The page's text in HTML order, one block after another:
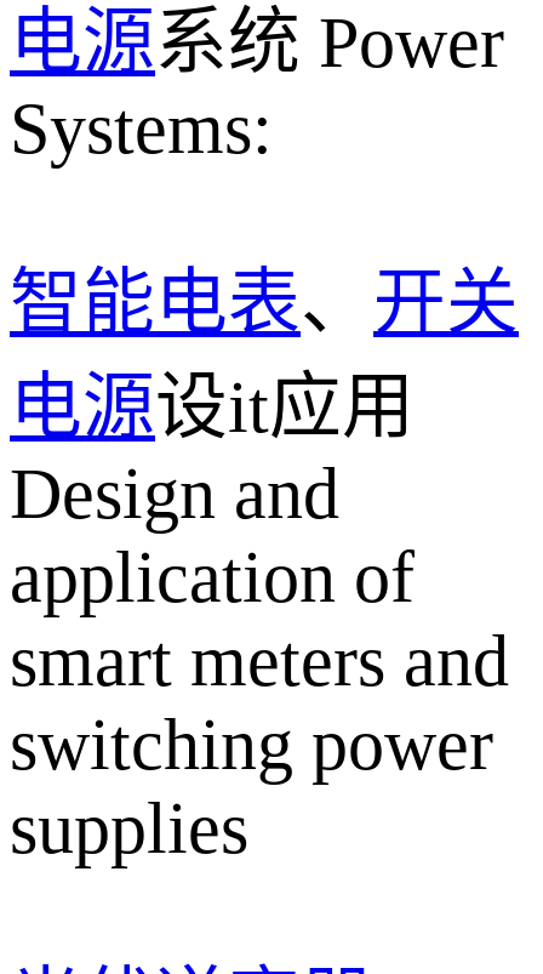
电源系统 Power
Systems:
智能电表、 开关
电源设it应用
Design and
application of
smart meters and
switching power
supplies